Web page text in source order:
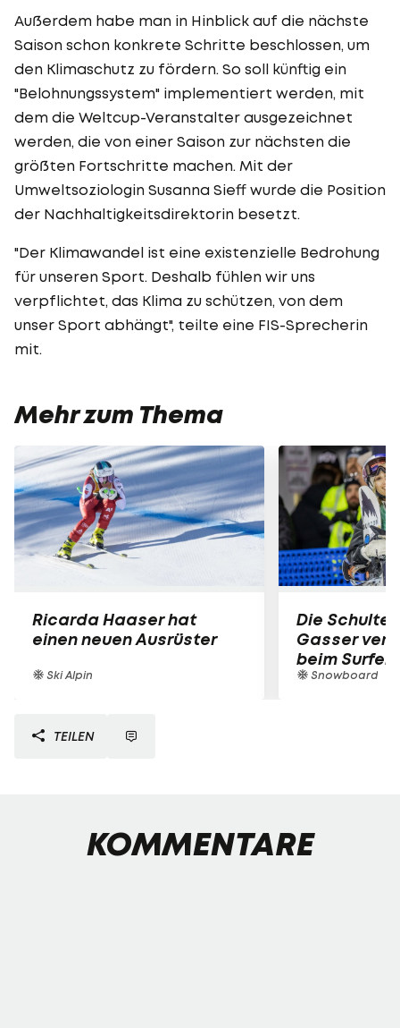
Außerdem habe man in Hinblick auf die nächste
Saison schon konkrete Schritte beschlossen, um
den Klimaschutz zu fördern. So soll künftig ein
"Belohnungssystem" implementiert werden, mit
dem die Weltcup-Veranstalter ausgezeichnet
werden, die von einer Saison zur nächsten die
größten Fortschritte machen. Mit der
Umweltsoziologin Susanna Sieff wurde die Position
der Nachhaltigkeitsdirektorin besetzt.
"Der Klimawandel ist eine existenzielle Bedrohung
für unseren Sport. Deshalb fühlen wir uns
verpflichtet, das Klima zu schützen, von dem
unser Sport abhängt", teilte eine FIS-Sprecherin
mit.
Mehr zum Thema
Ricarda Haaser hat
einen neuen Ausrüster
Ski Alpin
Die
Gasser
beim Surfen
Snowboard
TEILEN
KOMMENTARE